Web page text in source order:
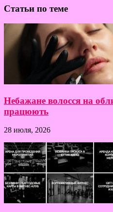
Статьи по теме
Небажане волосся на
працюють
28 июля, 2026